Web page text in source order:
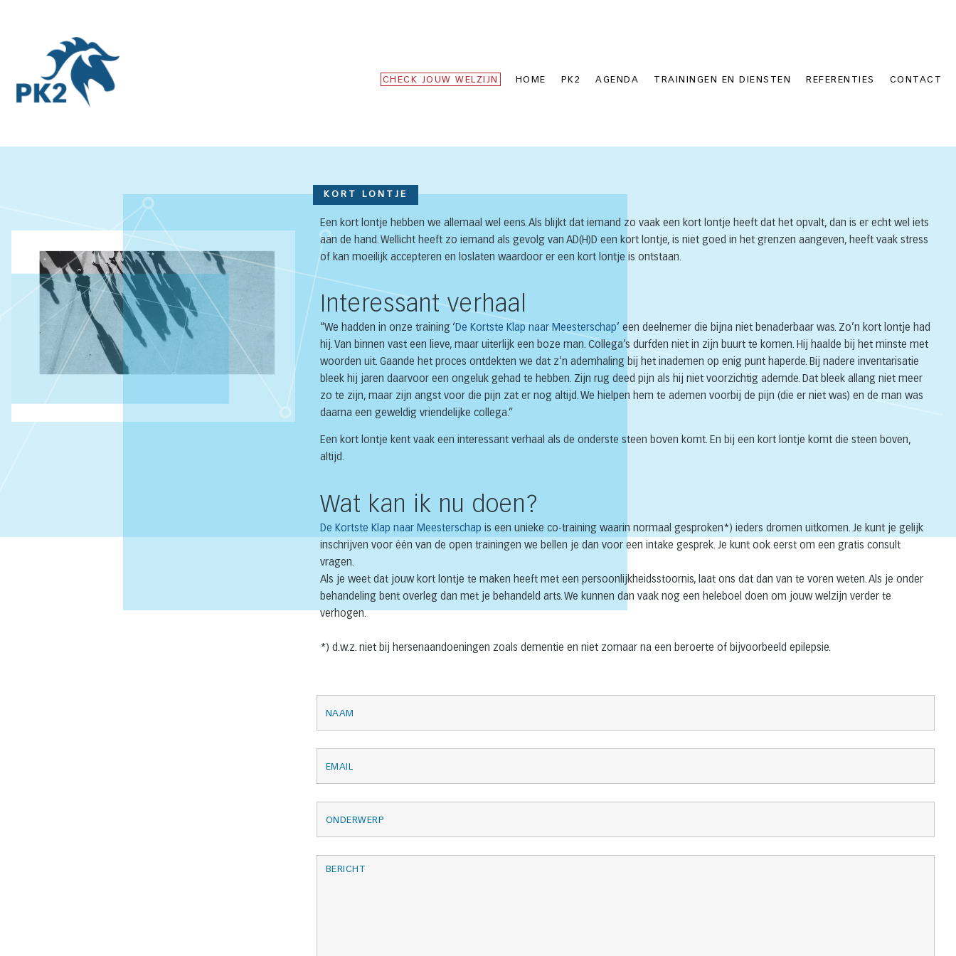
CHECK JOUW WELZIJN HOME PK2 AGENDA TRAININGEN EN DIENSTEN REFERENTIES CONTACT
KORT LONTJE
Een kort lontje hebben we allemaal wel eens. Als blijkt dat iemand zo vaak een kort lontje heeft dat het opvalt, dan is er echt wel iets
aan de hand. Wellicht heeft zo iemand als gevolg van AD(H)D een kort lontje, is niet goed in het grenzen aangeven, heeft vaak stress
of kan moeilijk accepteren en loslaten waardoor er een kort lontje is ontstaan.
Interessant verhaal
“We hadden in onze training ‘ De Kortste Klap naar Meesterschap’ een deelnemer die bijna niet benaderbaar was. Zo’n kort lontje had
hij. Van binnen vast een lieve, maar uiterlijk een boze man. Collega’s durfden niet in zijn buurt te komen. Hij haalde bij het minste met
woorden uit. Gaande het proces ontdekten we dat z’n ademhaling bij het inademen op enig punt haperde. Bij nadere inventarisatie
bleek hij jaren daarvoor een ongeluk gehad te hebben. Zijn rug deed pijn als hij niet voorzichtig ademde. Dat bleek allang niet meer
zo te zijn, maar zijn angst voor die pijn zat er nog altijd. We hielpen hem te ademen voorbij de pijn (die er niet was) en de man was
daarna een geweldig vriendelijke collega.”
Een kort lontje kent vaak een interessant verhaal als de onderste steen boven komt. En bij een kort lontje komt die steen boven,
altijd.
Wat kan ik nu doen?
De Kortste Klap naar Meesterschap is een unieke co-training waarin normaal gesproken*) ieders dromen uitkomen. Je kunt je gelijk
inschrijven voor één van de open trainingen we bellen je dan voor een intake gesprek. Je kunt ook eerst om een gratis consult
vragen.
Als je weet dat jouw kort lontje te maken heeft met een persoonlijkheidsstoornis, laat ons dat dan van te voren weten. Als je onder
behandeling bent overleg dan met je behandeld arts. We kunnen dan vaak nog een heleboel doen om jouw welzijn verder te
verhogen.
*) d.w.z. niet bij hersenaandoeningen zoals dementie en niet zomaar na een beroerte of bijvoorbeeld epilepsie.